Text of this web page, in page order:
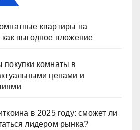
квартиры на
выгодное вложение
комнаты в
ценами и
в 2025 году: сможет ли
лидером рынка?